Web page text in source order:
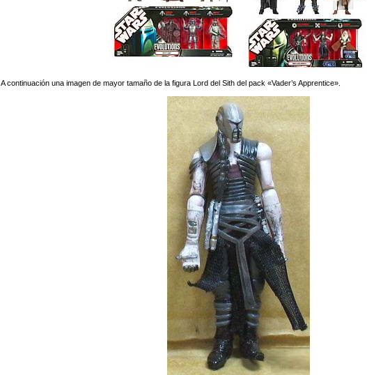
A continuación una imagen de mayor tamaño de la figura Lord del Sith del pack «Vader’s Apprentice».